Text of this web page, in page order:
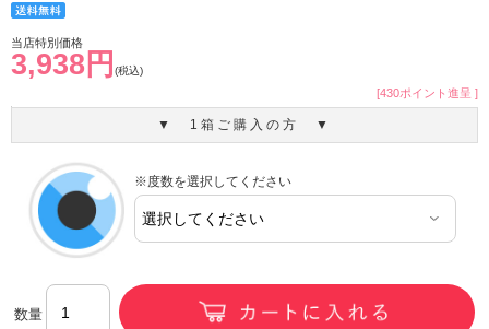
当店特別価格
3,938円 (税込)
[430ポイント進呈 ]
▼ 1箱ご購入の方 ▼
※度数を選択してください
数量